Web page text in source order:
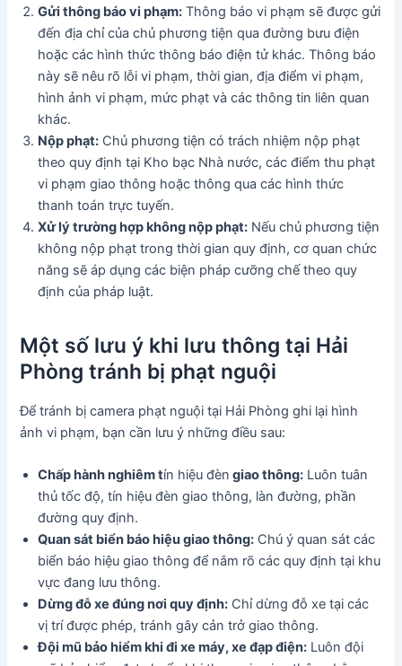
Gửi thông báo vi phạm: Thông báo vi phạm sẽ được gửi
đến địa chỉ của chủ phương tiện qua đường bưu điện
hoặc các hình thức thông báo điện tử khác. Thông báo
này sẽ nêu rõ lỗi vi phạm, thời gian, địa điểm vi phạm,
hình ảnh vi phạm, mức phạt và các thông tin liên quan
khác.
Nộp phạt: Chủ phương tiện có trách nhiệm nộp phạt
theo quy định tại Kho bạc Nhà nước, các điểm thu phạt
vi phạm giao thông hoặc thông qua các hình thức
thanh toán trực tuyến.
Xử lý trường hợp không nộp phạt: Nếu chủ phương tiện
không nộp phạt trong thời gian quy định, cơ quan chức
năng sẽ áp dụng các biện pháp cưỡng chế theo quy
định của pháp luật.
Một số lưu ý khi lưu thông tại Hải
Phòng tránh bị phạt nguội
Để tránh bị camera phạt nguội tại Hải Phòng ghi lại hình
ảnh vi phạm, bạn cần lưu ý những điều sau:
Chấp hành nghiêm tín hiệu đèn giao thông: Luôn tuân
thủ tốc độ, tín hiệu đèn giao thông, làn đường, phần
đường quy định.
Quan sát biển báo hiệu giao thông: Chú ý quan sát các
biển báo hiệu giao thông để nắm rõ các quy định tại khu
vực đang lưu thông.
Dừng đỗ xe đúng nơi quy định: Chỉ dừng đỗ xe tại các
vị trí được phép, tránh gây cản trở giao thông.
Đội mũ bảo hiểm khi đi xe máy, xe đạp điện: Luôn đội